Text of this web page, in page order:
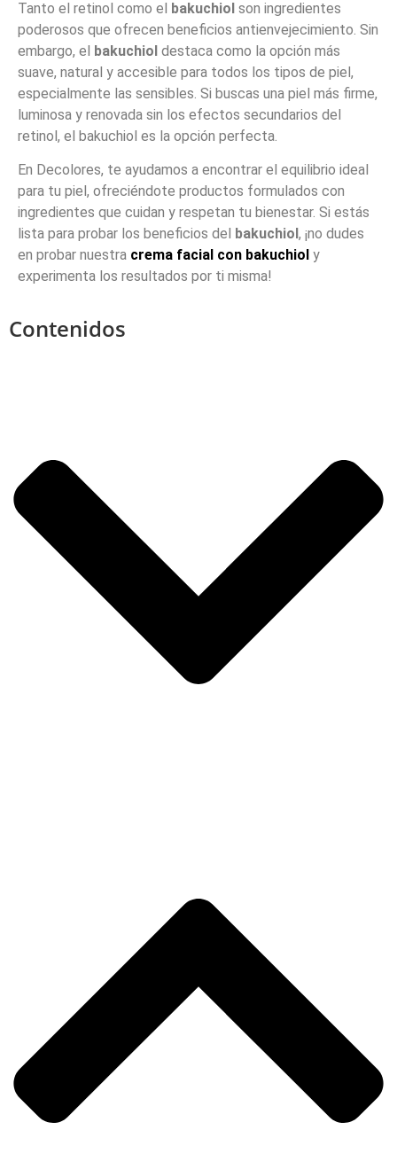
Tanto el retinol como el bakuchiol son ingredientes
poderosos que ofrecen beneficios antienvejecimiento. Sin
embargo, el bakuchiol destaca como la opción más
suave, natural y accesible para todos los tipos de piel,
especialmente las sensibles. Si buscas una piel más firme,
luminosa y renovada sin los efectos secundarios del
retinol, el bakuchiol es la opción perfecta.
En Decolores, te ayudamos a encontrar el equilibrio ideal
para tu piel, ofreciéndote productos formulados con
ingredientes que cuidan y respetan tu bienestar. Si estás
lista para probar los beneficios del
bakuchiol , ¡no dudes
en probar nuestra crema facial con bakuchiol y
experimenta los resultados por ti misma!
Contenidos